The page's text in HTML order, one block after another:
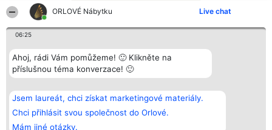
ORLOVÉ Nábytku Live chat
06:25
Ahoj, rádi Vám pomůžeme! 🙂 Klikněte na
příslušnou téma konverzace! 🙂
Jsem laureát, chci získat marketingové materiály.
Chci přihlásit svou společnost do Orlové.
Mám jiné otázky.
Bright Side Solutions sp. z o.
o. sp. k.
ul. Ruska 22
Wrocław 50-079
KRS 0000749100 | Regon
Vítězové
Seznam všech
laureátů
Zásady
Kontakt